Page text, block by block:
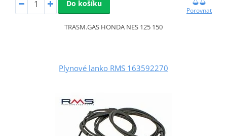
Do košíku
Porovnat
TRASM.GAS HONDA NES 125 150
Plynové lanko RMS 163592270